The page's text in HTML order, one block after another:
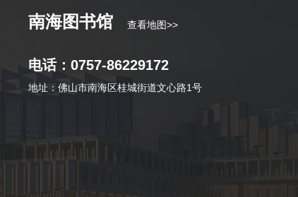
南海图书馆 查看地图>>
电话：0757-86229172
地址：佛山市南海区桂城街道文心路1号